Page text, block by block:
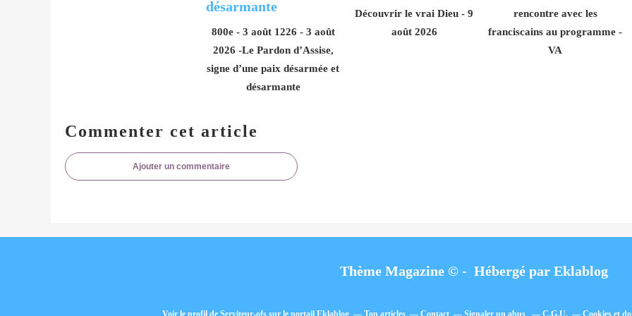
800e - 3 août 1226 - 3 août
2026 -Le Pardon d’Assise,
signe d’une paix désarmée et
désarmante
Découvrir le vrai Dieu - 9
août 2026
rencontre avec les
franciscains au programme -
VA
Commenter cet article
Ajouter un commentaire
Thème Magazine © - Hébergé par Eklablog
Voir le profil de Serviteur-ofssur le portail Eklablog Top articles Contact Signaler un abus C.G.U. Cookies et